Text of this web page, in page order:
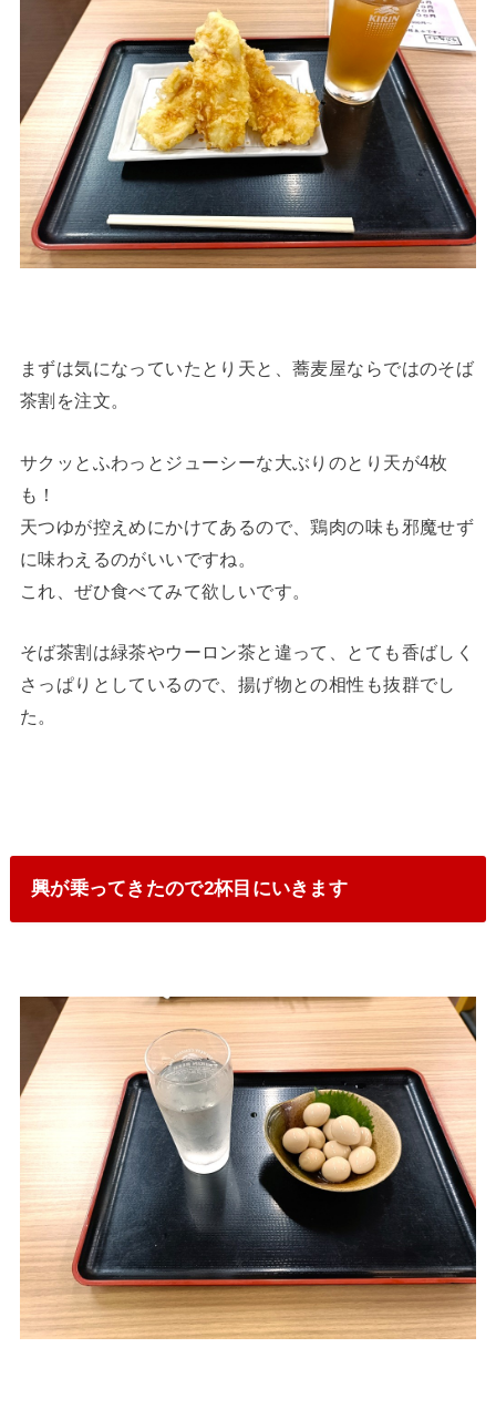
まずは気になっていたとり天と、蕎麦屋ならではのそば
茶割を注文。
サクッとふわっとジューシーな大ぶりのとり天が4枚
も！
天つゆが控えめにかけてあるので、鶏肉の味も邪魔せず
に味わえるのがいいですね。
これ、ぜひ食べてみて欲しいです。
そば茶割は緑茶やウーロン茶と違って、とても香ばしく
さっぱりとしているので、揚げ物との相性も抜群でし
た。
興が乗ってきたので2杯目にいきます